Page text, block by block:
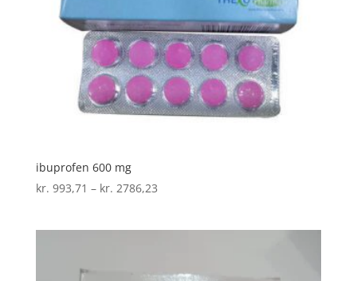
ibuprofen 600 mg
kr. 993,71 – kr. 2786,23Prisinterval: